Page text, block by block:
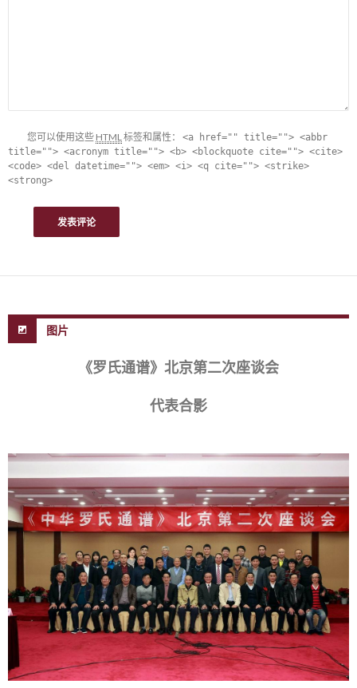
您可以使用这些 HTML标签和属性： <a href="" title=""> <abbr
title=""> <acronym title=""> <b> <blockquote cite=""> <cite>
<code> <del datetime=""> <em> <i> <q cite=""> <strike>
<strong>
图片
《罗氏通谱》北京第二次座谈会
代表合影